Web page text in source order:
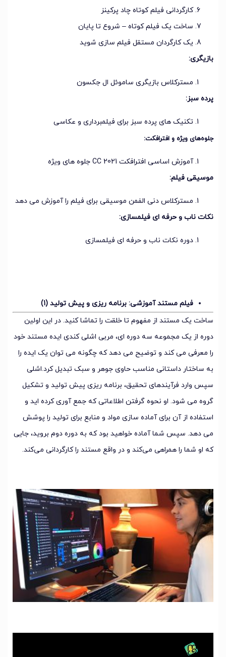
کارگردانی فیلم کوتاه چاد پرکینز
ساخت یک فیلم کوتاه – شروع تا پایان
یک کارگردان مستقل فیلم سازی شوید
بازیگری:
مسترکلاس بازیگری ساموئل ال جکسون
پرده سبز:
تکنیک های پرده سبز برای فیلمبرداری و عکاسی
جلوه‌های ویژه و افترافکت:
آموزش اساسی افترافکت CC 2021 جلوه های ویژه
موسیقی فیلم:
مسترکلاس دنی الفمن موسیقی برای فیلم را آموزش می دهد
نکات ناب و حرفه ای فیلمسازی:
دوره نکات ناب و حرفه ای فیلمسازی
فیلم مستند آموزشی: برنامه ریزی و پیش تولید (1)
ساخت یک مستند از مفهوم تا خلقت را تماشا کنید. در این اولین
دوره از یک مجموعه سه دوره ای، مربی اشلی کندی ایده مستند خود
را معرفی می کند و توضیح می دهد که چگونه می توان یک ایده را
به ساختار داستانی مناسب حاوی جوهر و سبک تبدیل کرد.اشلی
سپس وارد فرآیندهای تحقیق، برنامه ریزی پیش تولید و تشکیل
گروه می شود. او نحوه گرفتن اطلاعاتی که جمع آوری کرده اید و
استفاده از آن برای آماده سازی مواد و منابع برای تولید را پوشش
می دهد. سپس شما آماده خواهید بود که به دوره دوم بروید، جایی
که او شما را همراهی می‌کند و در واقع مستند را کارگردانی می‌کند.
نمایشگر